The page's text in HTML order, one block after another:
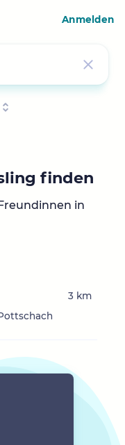
finden
in
3 km
Anmelden